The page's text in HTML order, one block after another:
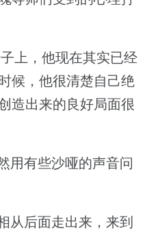
上，他现在其实已经
候，他很清楚自己绝
造出来的良好局面很
用有些沙哑的声音问
从后面走出来，来到